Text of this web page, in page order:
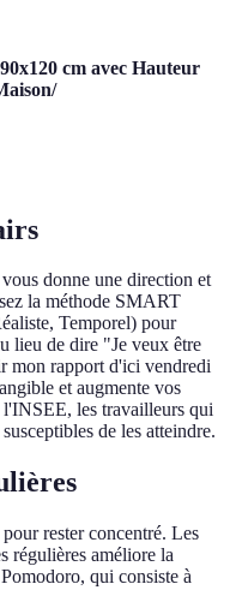
cm avec Hauteur
donne une direction et
la méthode SMART
Temporel) pour
lieu de dire "Je veux être
mon rapport d'ici vendredi
et augmente vos
l'INSEE, les travailleurs qui
de les atteindre.
rester concentré. Les
régulières améliore la
qui consiste à